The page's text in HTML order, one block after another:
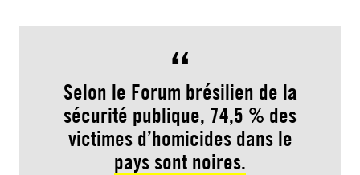
Selon le Forum brésilien de la
sécurité publique, 74,5 % des
victimes d’homicides dans le
pays sont noires.